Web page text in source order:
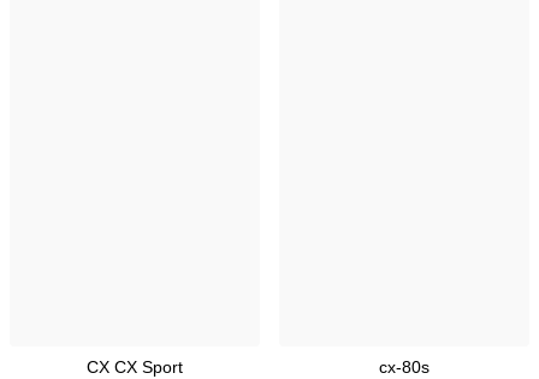
CX CX Sport cx-80s